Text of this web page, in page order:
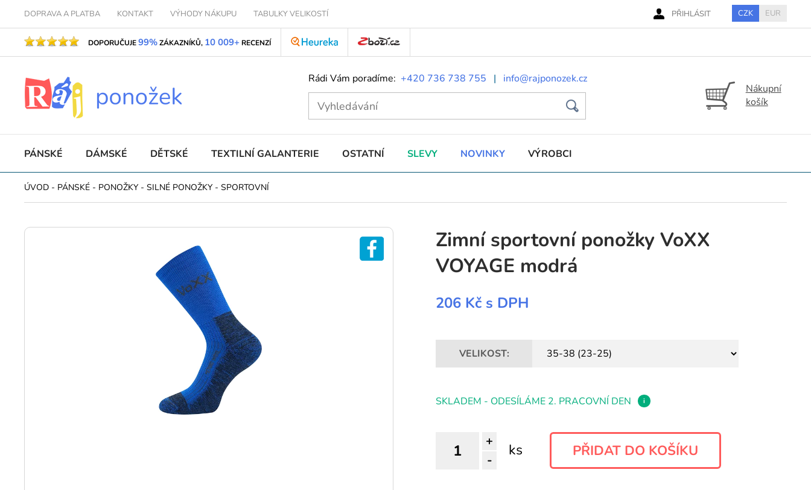
DOPRAVA A PLATBA KONTAKT VÝHODY NÁKUPU TABULKY VELIKOSTÍ PŘIHLÁSIT CZK EUR
DOPORUČUJE99%ZÁKAZNÍKŮ, 10 009+ RECENZÍ
Rádi Vám poradíme: +420 736 738 755 | info@rajponozek.cz
Nákupní
košík
PÁNSKÉ DÁMSKÉ DĚTSKÉ TEXTILNÍ GALANTERIE OSTATNÍ SLEVY NOVINKY VÝROBCI
ÚVOD - PÁNSKÉ - PONOŽKY -SILNÉ PONOŽKY -SPORTOVNÍ
Zimní sportovní ponožky VoXX
VOYAGE modrá
206 Kč s DPH
VELIKOST:
SKLADEM - ODESÍLÁME 2. PRACOVNÍ DEN i
+
-
ks